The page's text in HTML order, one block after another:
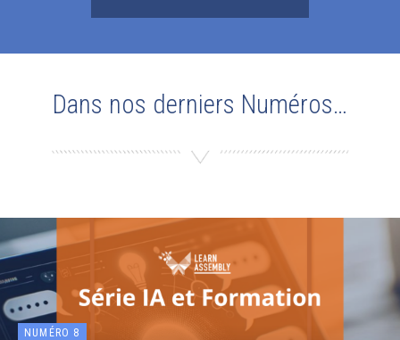
Dans nos derniers Numéros…
NUMÉRO 8